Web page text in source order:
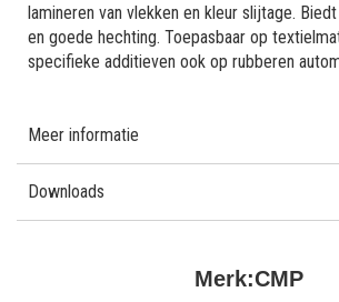
Merk:CMP
lamineren van vlekken en kleur slijtage.
en goede hechting. Toepasbaar op
specifieke additieven ook op rubberen
Meer informatie
Downloads